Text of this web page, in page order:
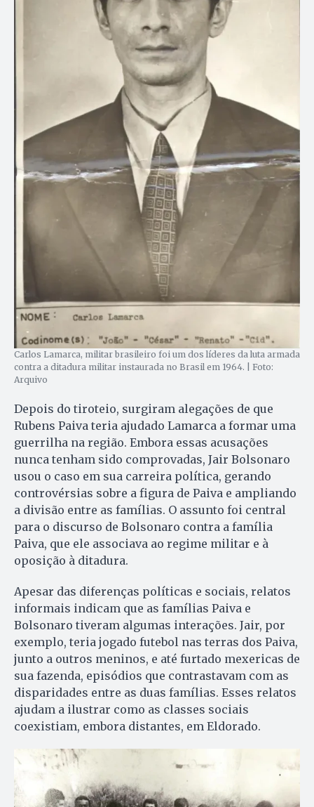
Carlos Lamarca, militar brasileiro foi um dos líderes da luta armada
contra a ditadura militar instaurada no Brasil em 1964. | Foto:
Arquivo
Depois do tiroteio, surgiram alegações de que
Rubens Paiva teria ajudado Lamarca a formar uma
guerrilha na região. Embora essas acusações
nunca tenham sido comprovadas, Jair Bolsonaro
usou o caso em sua carreira política, gerando
controvérsias sobre a figura de Paiva e ampliando
a divisão entre as famílias. O assunto foi central
para o discurso de Bolsonaro contra a família
Paiva, que ele associava ao regime militar e à
oposição à ditadura.
Apesar das diferenças políticas e sociais, relatos
informais indicam que as famílias Paiva e
Bolsonaro tiveram algumas interações. Jair, por
exemplo, teria jogado futebol nas terras dos Paiva,
junto a outros meninos, e até furtado mexericas de
sua fazenda, episódios que contrastavam com as
disparidades entre as duas famílias. Esses relatos
ajudam a ilustrar como as classes sociais
coexistiam, embora distantes, em Eldorado.